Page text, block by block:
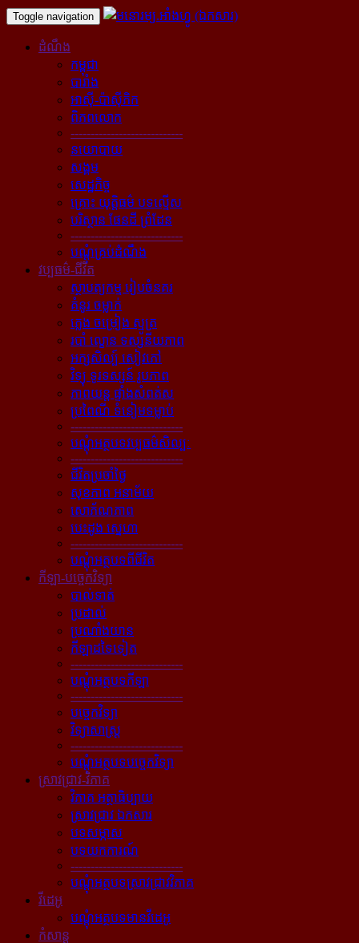
Toggle navigation
ដំណឹង
កម្ពុជា
បារាំង
អាស៊ី-ប៉ាស៊ីភិក
ពិភពលោក
----------------------------
នយោបាយ
សង្គម
សេដ្ឋកិច្ច
គ្រោះ យុត្តិធម៌ បទល្មើស
បរិស្ថាន ផែនដី ព្រំដែន
----------------------------
បណ្ដុំគ្រប់ដំណឹង
វប្បធម៌-ជីវិត
ស្ថាបត្យកម្ម រៀបចំនគរ
គំនូរ ចម្លាក់
ភ្លេង ចម្រៀង ស្មូត្រ
របាំ ល្ខោន ទស្សនីយភាព
អក្សសិល្ប៍ សៀវភៅ
វិទ្យុ ទូរទស្សន៍ រូបភាព
ភាពយន្ដ ផ្ទាំងសំពត់ស
ប្រពៃណី ទំនៀមទម្លាប់
----------------------------
បណ្ដុំអត្ថបទវប្បធម៌សិល្បៈ
----------------------------
ជីវិតប្រចាំថ្ងៃ
សុខភាព អនាម័យ
សោភ័ណភាព
បេះដូង ស្នេហា
----------------------------
បណ្ដុំអត្ថបទពីជីវិត
កីឡា-បច្ចេកវិទ្យា
បាល់ទាត់
ប្រដាល់
ប្រណាំងយាន
កីឡាដទៃទៀត
----------------------------
បណ្ដុំអត្ថបទកីឡា
----------------------------
បច្ចេកវិទ្យា
វិទ្យាសាស្ត្រ
----------------------------
បណ្ដុំអត្ថបទបច្ចេកវិទ្យា
ស្រាវជ្រាវ-វិភាគ
វិភាគ អត្ថាធិប្បាយ
ស្រាវជ្រាវ ឯកសារ
បទសម្ភាស
បទយកការណ៍
----------------------------
បណ្ដុំអត្ថបទស្រាវជ្រាវវិភាគ
វីដេអូ
បណ្ដុំអត្ថបទមានវីដេអូ
កំសាន្ដ